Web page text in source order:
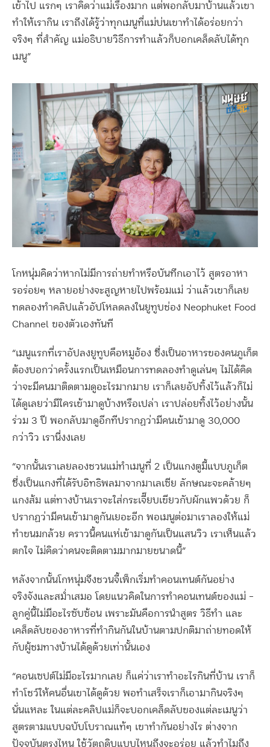
เข้าไป แรกๆ เราคิดว่าแม่เรื่องมาก แต่พอกลับมาบ้านแล้วเขา
ทำให้เรากิน เราถึงได้รู้ว่าทุกเมนูที่แม่บ่นเขาทำได้อร่อยกว่า
จริงๆ ที่สำคัญ แม่อธิบายวิธีการทำแล้วก็บอกเคล็ดลับได้ทุก
เมนู”
โกหนุ่มคิดว่าหากไม่มีการถ่ายทำหรือบันทึกเอาไว้ สูตรอาหา
รอร่อยๆ หลายอย่างจะสูญหายไปพร้อมแม่ ว่าแล้วเขาก็เลย
ทดลองทำคลิปแล้วอัปโหลดลงในยูทูบช่อง Neophuket Food
Channel ของตัวเองทันที
“เมนูแรกที่เราอัปลงยูทูบคือหมูฮ้อง ซึ่งเป็นอาหารของคนภูเก็ต
ต้องบอกว่าครั้งแรกเป็นเหมือนการทดลองทำดูเล่นๆ ไม่ได้คิด
ว่าจะมีคนมาติดตามดูอะไรมากมาย เราก็เลยอัปทิ้งไว้แล้วก็ไม่
ได้ดูเลยว่ามีใครเข้ามาดูบ้างหรือเปล่า เราปล่อยทิ้งไว้อย่างนั้น
ร่วม 3 ปี พอกลับมาดูอีกทีปรากฏว่ามีคนเข้ามาดู 30,000
กว่าวิว เรานี่งงเลย
“จากนั้นเราเลยลองชวนแม่ทำเมนูที่ 2 เป็นแกงตูมี้แบบภูเก็ต
ซึ่งเป็นแกงที่ได้รับอิทธิพลมาจากมาเลเซีย ลักษณะจะคล้ายๆ
แกงส้ม แต่ทางบ้านเราจะใส่กระเจี๊ยบเขียวกับผักแพวด้วย ก็
ปรากฏว่ามีคนเข้ามาดูกันเยอะอีก พอเมนูต่อมาเราลองให้แม่
ทำขนมกล้วย คราวนี้คนแห่เข้ามาดูกันเป็นแสนวิว เราเห็นแล้ว
ตกใจ ไม่คิดว่าคนจะติดตามมากมายขนาดนี้”
หลังจากนั้นโกหนุ่มจึงชวนจี้เพ็กเริ่มทำคอนเทนต์กันอย่าง
จริงจังและสม่ำเสมอ โดยแนวคิดในการทำคอนเทนต์ของแม่ –
ลูกคู่นี้ไม่มีอะไรซับซ้อน เพราะมันคือการนำสูตร วิธีทำ และ
เคล็ดลับของอาหารที่ทำกินกันในบ้านตามปกติมาถ่ายทอดให้
กับผู้ชมทางบ้านได้ดูด้วยเท่านั้นเอง
“คอนเซปต์ไม่มีอะไรมากเลย ก็แค่ว่าเราทำอะไรกินที่บ้าน เราก็
ทำโชว์ให้คนอื่นเขาได้ดูด้วย พอทำเสร็จเราก็เอามากินจริงๆ
นั่นแหละ ในแต่ละคลิปแม่ก็จะบอกเคล็ดลับของแต่ละเมนูว่า
สูตรตามแบบฉบับโบราณแท้ๆ เขาทำกันอย่างไร ต่างจาก
ปัจจุบันตรงไหน ใช้วัตถุดิบแบบไหนถึงจะอร่อย แล้วทำไมถึง